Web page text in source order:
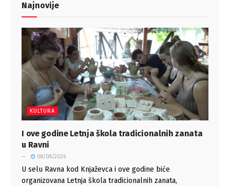
Najnovije
KULTURA
I ove godine Letnja škola tradicionalnih zanata
u Ravni
08/08/2026
U selu Ravna kod Knjaževca i ove godine biće
organizovana Letnja škola tradicionalnih zanata,